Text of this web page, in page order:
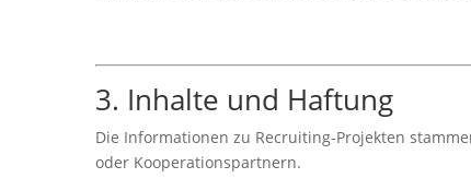
3. Inhalte und Haftung
Die Informationen zu Recruiting-Projekten
oder Kooperationspartnern.